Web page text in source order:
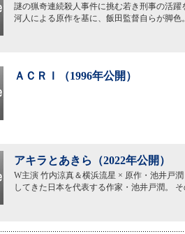
謎の猟奇連続殺人事件に挑む若き刑事の活
河人による原作を基に、飯田監督自らが脚
ＡＣＲＩ（1996年公開）
アキラとあきら（2022年公開）
W主演 竹内涼真＆横浜流星 × 原作・池井戸
してきた日本を代表する作家・池井戸潤。